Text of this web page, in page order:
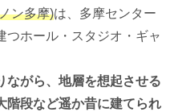
ン多摩)は、多摩センター
つホール・スタジオ・ギャ
ながら、地層を想起させる
階段など遥か昔に建てられ